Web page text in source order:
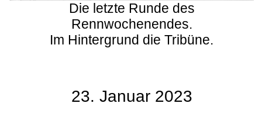
Die letzte Runde des
Rennwochenendes.
Im Hintergrund die Tribüne.
23. Januar 2023